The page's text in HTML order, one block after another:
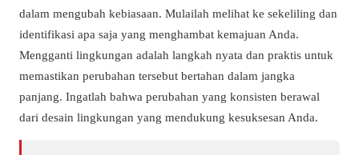
dalam mengubah kebiasaan. Mulailah melihat ke sekeliling dan
identifikasi apa saja yang menghambat kemajuan Anda.
Mengganti lingkungan adalah langkah nyata dan praktis untuk
memastikan perubahan tersebut bertahan dalam jangka
panjang. Ingatlah bahwa perubahan yang konsisten berawal
dari desain lingkungan yang mendukung kesuksesan Anda.